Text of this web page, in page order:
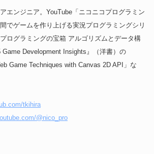
エンジニア。YouTube「ニコニコプログラミン
でゲームを作り上げる実況プログラミングシリ
ログラミングの宝箱 アルゴリズムとデータ構
Game Development Insights』（洋書）の
Game Techniques with Canvas 2D API」な
tkihira
@nico_pro